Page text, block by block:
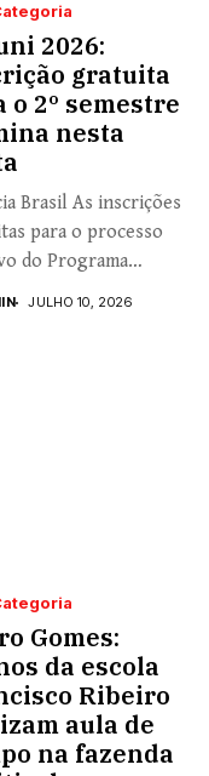
2026:
gratuita
o 2º semestre
nesta
Brasil As inscrições
para o processo
do Programa
JULHO 10, 2026
Gomes:
da escola
Ribeiro
aula de
na fazenda